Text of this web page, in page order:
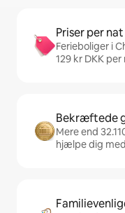
Priser per
Ferieboliger i
129 kr DKK
Bekræftede
Mere end
hjælpe dig